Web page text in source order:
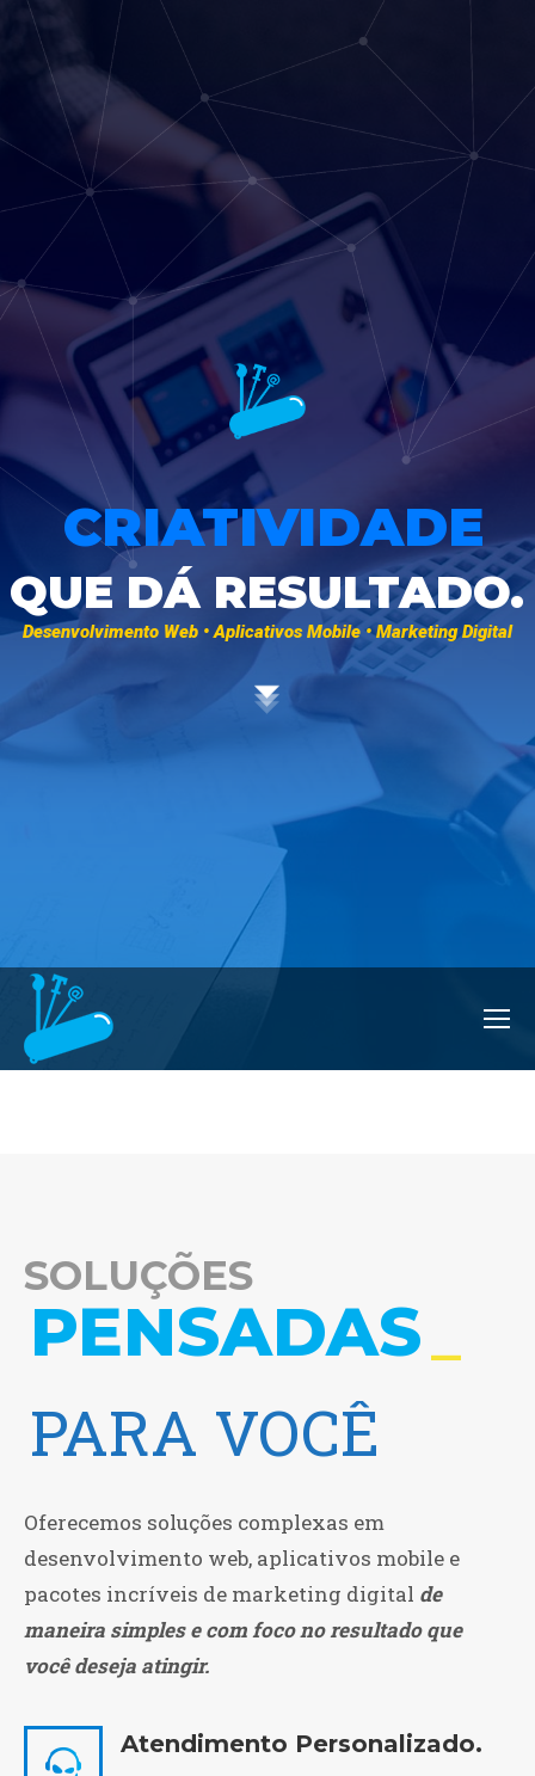
CRIATIVIDADE
QUE DÁ RESULTADO.
Desenvolvimento Web • Aplicativos Mobile • Marketing Digital
SOLUÇÕES
INT_
PARA VOCÊ
PARA SUA
EMPRESA
PARA SEUS
CLIENTES
Oferecemos soluções complexas em
desenvolvimento web, aplicativos mobile e
pacotes incríveis de marketing digital de
maneira simples e com foco no resultado que
você deseja atingir.
Atendimento Personalizado.